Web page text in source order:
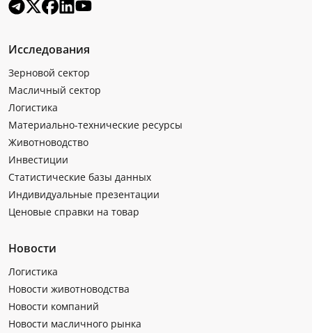
Исследования
Зерновой сектор
Масличный сектор
Логистика
Материально-технические ресурсы
Животноводство
Инвестиции
Статистические базы данных
Индивидуальные презентации
Ценовые справки на товар
Новости
Логистика
Новости животноводства
Новости компаний
Новости масличного рынка